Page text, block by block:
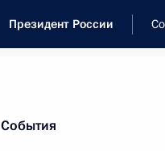
Президент России
Новости
События